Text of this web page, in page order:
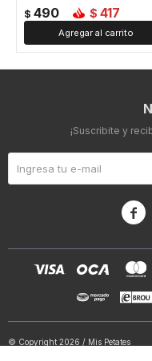
$ 490 $ 417
¡Suscribite y

© Copyright 2026 / Mis Petates